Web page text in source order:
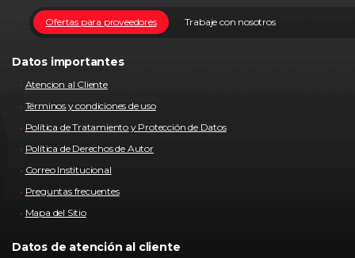
Trabaje con nosotros
Ofertas para proveedores
Datos importantes
Atencion al Cliente
Términos y condiciones de uso
Política de Tratamiento y Protección de Datos
Política de Derechos de Autor
Correo Institucional
Preguntas frecuentes
Mapa del Sitio
Datos de atención al cliente